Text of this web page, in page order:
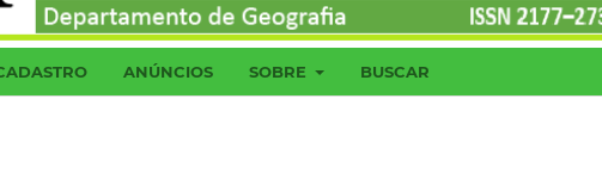
ANÚNCIOS SOBRE BUSCAR